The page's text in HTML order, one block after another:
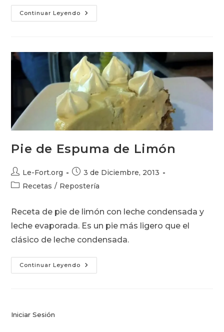
Continuar Leyendo Receta
De
Blanco)
Pie de Espuma de Limón
Autor
de
Le-Fort.org
Publicación
3 de Diciembre, 2013
Categoría
entrada:
Recetas / Repostería
Receta de pie de limón con leche condensada y
leche evaporada. Es un pie más ligero que el
clásico de leche condensada.
Continuar Leyendo Pie
De
Iniciar Sesión